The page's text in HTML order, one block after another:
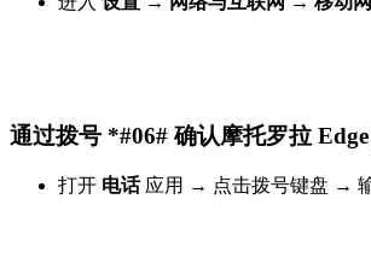
通过拨号 *#06# 确认摩托罗拉
打开 电话应用 → 点击拨号键盘 →